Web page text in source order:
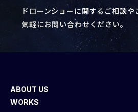
ドローンショーに関するご相談や
気軽にお問い合わせください。
ABOUT US
WORKS